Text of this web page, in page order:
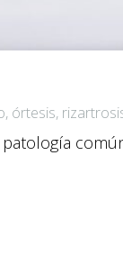
, órtesis,